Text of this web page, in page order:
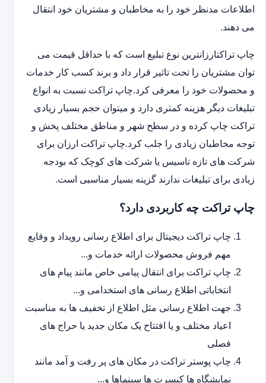
اطلاعات مدنظر خود را به مخاطبان و مشتریان خود انتقال
می دهند.
چاپ تراکت‏ارزانترین نوع تبلیغ است که با حداقل قیمت می
توان مشتریان را تحت تاثیر قرار داد و برند کسب کار خدمات
و محصولات خود را معرفی کرد.چاپ تراکت نسبت به انواع
تبلیغات دیگر هزینه کمتری دارد و می‎توان حجم بسیار زیادی
تراکت چاپ کرده و در سطح شهر و مناطق مختلف پخش و
توجه مخاطبان زیادی را جلب کرد.چاپ تراکت ارزان برای
شرکت های تازه تاسیس یا شرکت های کوچک که بودجه
زیادی برای تبلیغات ندارند گزینه بسیار مناسبی است.
چاپ تراکت چه کاربردی دارد؟
چاپ تراکت دیجیتال برای اطلاع رسانی رویداد و وقایع
مهم فروش محصولات ارائه خدمات و...
چاپ تراکت برای انتقال پیامی خاص مانند پیام های
انتخاباتی اطلاع رسانی های استخدامی و...
جهت اطلاع رسانی مثل اطلاع از تخفیف ها به مناسبت
اعیاد مختلف و یا افتتاح یک مکان جدید یا حراج های
فصلی
چاپ پوستر تراکت در مکان های پر رفت و آمد مانند
نمایشگاه ها کنسرت ها سینماها و...